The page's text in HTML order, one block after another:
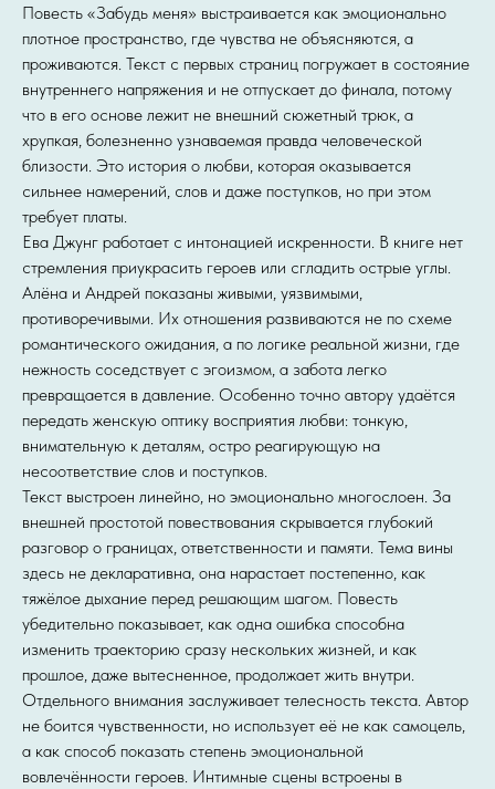
Повесть «Забудь меня» выстраивается как эмоционально
плотное пространство, где чувства не объясняются, а
проживаются. Текст с первых страниц погружает в состояние
внутреннего напряжения и не отпускает до финала, потому
что в его основе лежит не внешний сюжетный трюк, а
хрупкая, болезненно узнаваемая правда человеческой
близости. Это история о любви, которая оказывается
сильнее намерений, слов и даже поступков, но при этом
требует платы.
Ева Джунг работает с интонацией искренности. В книге нет
стремления приукрасить героев или сгладить острые углы.
Алёна и Андрей показаны живыми, уязвимыми,
противоречивыми. Их отношения развиваются не по схеме
романтического ожидания, а по логике реальной жизни, где
нежность соседствует с эгоизмом, а забота легко
превращается в давление. Особенно точно автору удаётся
передать женскую оптику восприятия любви: тонкую,
внимательную к деталям, остро реагирующую на
несоответствие слов и поступков.
Текст выстроен линейно, но эмоционально многослоен. За
внешней простотой повествования скрывается глубокий
разговор о границах, ответственности и памяти. Тема вины
здесь не декларативна, она нарастает постепенно, как
тяжёлое дыхание перед решающим шагом. Повесть
убедительно показывает, как одна ошибка способна
изменить траекторию сразу нескольких жизней, и как
прошлое, даже вытесненное, продолжает жить внутри.
Отдельного внимания заслуживает телесность текста. Автор
не боится чувственности, но использует её не как самоцель,
а как способ показать степень эмоциональной
вовлечённости героев. Интимные сцены встроены в